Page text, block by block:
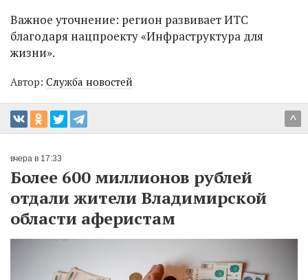
Важное уточнение: регион развивает ИТС
благодаря нацпроекту «Инфраструктура для
жизни».
Автор: Служба новостей
^
вчера в 17:33
Более 600 миллионов рублей
отдали жители Владимирской
области аферистам